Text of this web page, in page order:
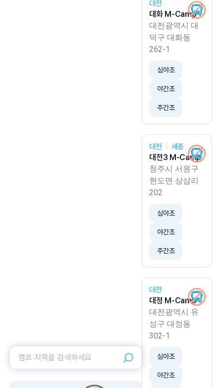
대전
대화 M-Camp
대전광역시 대
덕구 대화동
262-1
심야조
야간조
주간조
대전 세종
대전3 M-Camp
청주시 서원구
현도면 상삼리
202
심야조
야간조
주간조
대전
대정 M-Camp
대전광역시 유
성구 대정동
302-1
심야조
야간조